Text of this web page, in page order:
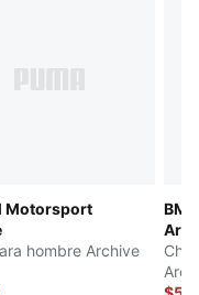
Motorsport
hombre Archive